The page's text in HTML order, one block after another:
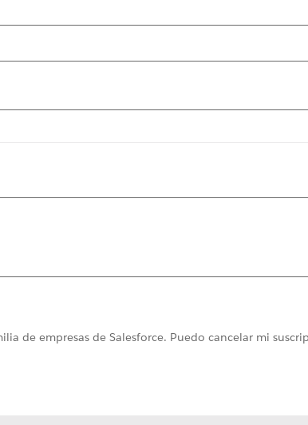
de empresas de Salesforce. Puedo cancelar mi